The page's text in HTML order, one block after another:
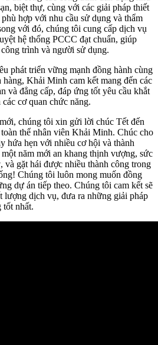
biệt thự, cùng với các giải pháp thiết
hợp với nhu cầu sử dụng và thẩm
với đó, chúng tôi cung cấp dịch vụ
hệ thống PCCC đạt chuẩn, giúp
trình và người sử dụng.
phát triển vững mạnh đồng hành cùng
Khải Minh cam kết mang đến các
và đẳng cấp, đáp ứng tốt yêu cầu khắt
cơ quan chức năng.
chúng tôi xin gửi lời chúc Tết đến
thể nhân viên Khải Minh. Chúc cho
hứa hẹn với nhiều cơ hội và thành
năm mới an khang thịnh vượng, sức
và gặt hái được nhiều thành công trong
Chúng tôi luôn mong muốn đồng
dự án tiếp theo. Chúng tôi cam kết sẽ
lượng dịch vụ, đưa ra những giải pháp
tốt nhất.